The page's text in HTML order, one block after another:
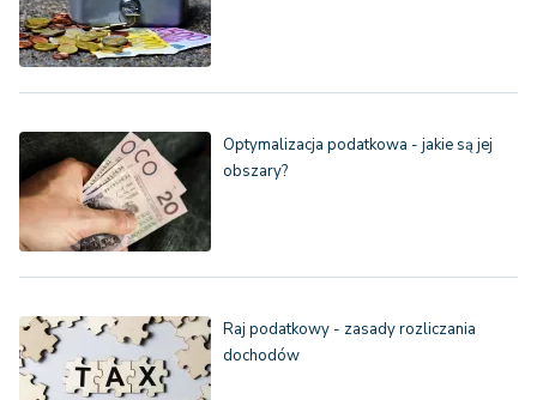
Optymalizacja podatkowa - jakie są jej
obszary?
Raj podatkowy - zasady rozliczania
dochodów